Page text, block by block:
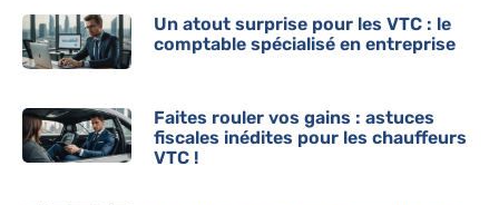
Un atout surprise pour les VTC : le
comptable spécialisé en entreprise
Faites rouler vos gains : astuces
fiscales inédites pour les chauffeurs
VTC !